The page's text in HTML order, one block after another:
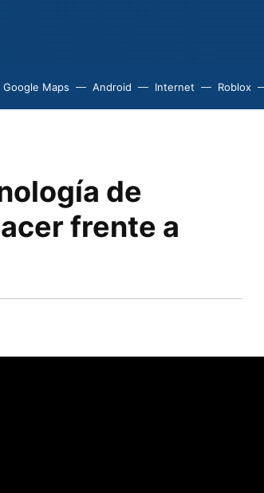
Google Maps Android Internet Roblox
de
frente a